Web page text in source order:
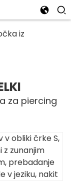
za piercing